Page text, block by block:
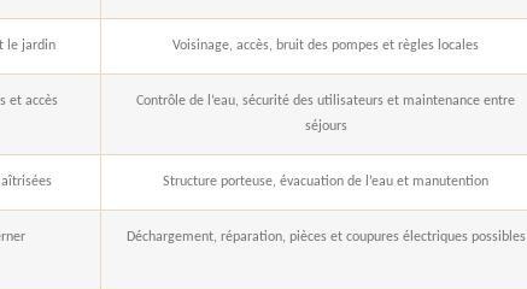
le jardin Voisinage, accès, bruit des pompes et règles locales
et accès
Contrôle de l’eau, sécurité des utilisateurs et maintenance entre
séjours
Structure porteuse, évacuation de l’eau et manutention
Déchargement, réparation, pièces et coupures électriques possibles